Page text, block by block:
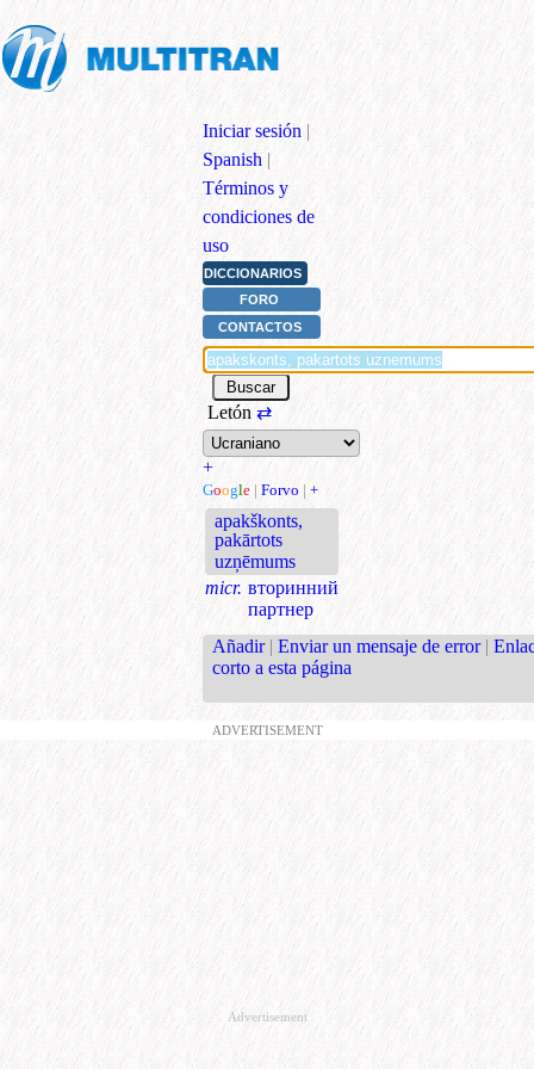
Iniciar sesión |
Spanish |
Términos y
condiciones de
uso
DICCIONARIOS
FORO
CONTACTOS
Letón ⇄
+
Google | Forvo | +
apakškonts,
pakārtots
uzņēmums
micr. вторинний
партнер
Añadir | Enviar un mensaje de error |
corto a esta página
ADVERTISEMENT
Advertisement